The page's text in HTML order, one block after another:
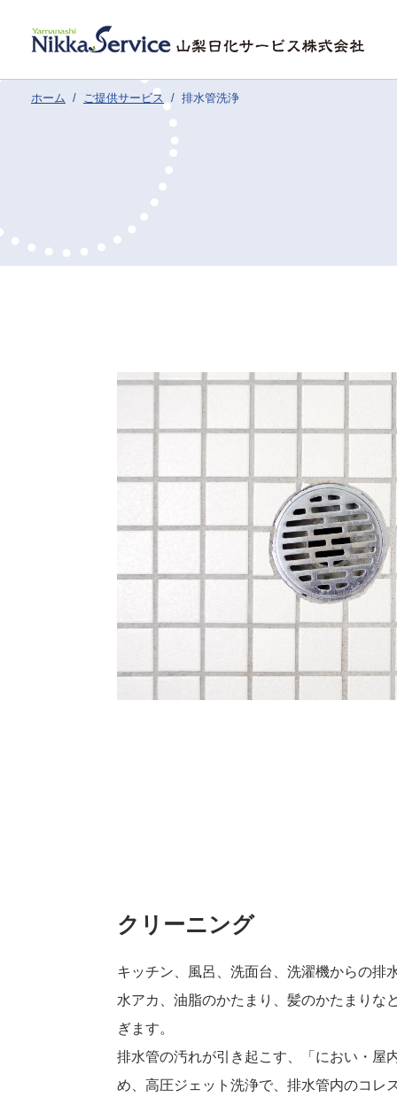
ホーム ご提供サービス 排水管洗浄
クリーニング
キッチン、風呂、洗面台、洗濯機からの排
水アカ、油脂のかたまり、髪のかたまりな
ぎます。
排水管の汚れが引き起こす、「におい・屋
め、高圧ジェット洗浄で、排水管内のコレ